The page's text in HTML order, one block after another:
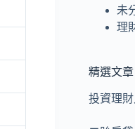
未
理
精選文章
投資理財